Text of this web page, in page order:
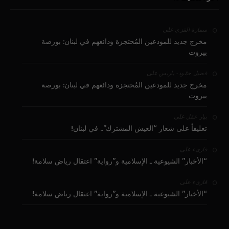
سمارة القزي على
مخرج جديد للمودعين المُحتجزة ودائعهم في لبنان: بورصة
بيروت
فضيل حمّود - باريس على
مخرج جديد للمودعين المُحتجزة ودائعهم في لبنان: بورصة
بيروت
بيار عقل على
تعليقاً على شعار “العيش المشترك”.. في لبنان!
قارىء على
“الأخبار” الشيوعية ـ الإسلامية و”رواية” اعتقال رياض سلامة!
قارىء على
“الأخبار” الشيوعية ـ الإسلامية و”رواية” اعتقال رياض سلامة!